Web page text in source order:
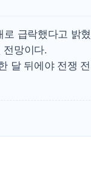
장 전 특징주...아틀
DPAA와 MOU… "6·25
내려야"…파월 때와
로 급락했다고 밝
전망이다.
달 뒤에야 전쟁